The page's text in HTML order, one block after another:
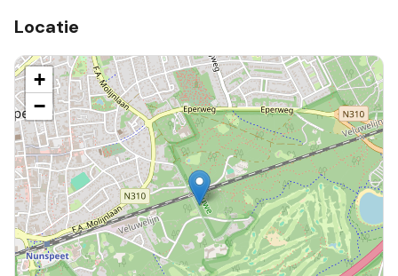
Locatie
+
−